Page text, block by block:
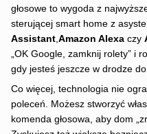
głosowe to wygoda z
sterującej smart home z
Assistant,Amazon Alexa czy
„OK Google, zamknij rolety” i
gdy jesteś jeszcze w drodze
Co więcej, technologia nie
poleceń. Możesz stworzyć
komenda głosowa, aby dom